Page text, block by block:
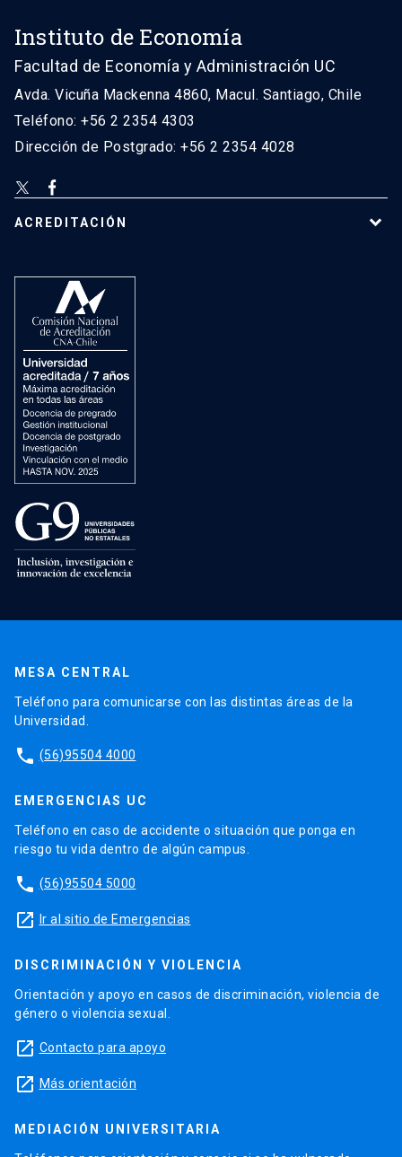
Instituto de Economía
Facultad de Economía y Administración UC
Avda. Vicuña Mackenna 4860, Macul. Santiago, Chile
Teléfono: +56 2 2354 4303
Dirección de Postgrado: +56 2 2354 4028
ACREDITACIÓN
MESA CENTRAL
Teléfono para comunicarse con las distintas áreas de la
Universidad.
phone (56)95504 4000
EMERGENCIAS UC
Teléfono en caso de accidente o situación que ponga en
riesgo tu vida dentro de algún campus.
phone (56)95504 5000
launch Ir al sitio de Emergencias
DISCRIMINACIÓN Y VIOLENCIA
Orientación y apoyo en casos de discriminación, violencia de
género o violencia sexual.
launch Contacto para apoyo
launch Más orientación
MEDIACIÓN UNIVERSITARIA